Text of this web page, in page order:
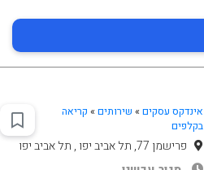
אינדקס עסקים » שירותים» קריאה
בקלפים
פרישמן 77, תל אביב יפו , תל אביב יפו